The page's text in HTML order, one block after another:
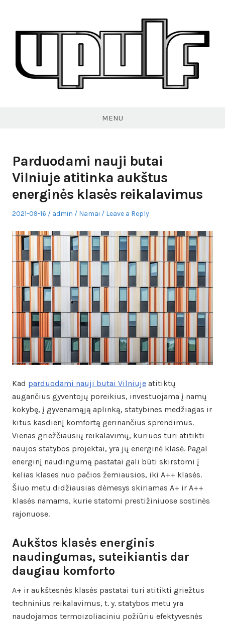
content
MENU
Parduodami nauji butai
Vilniuje atitinka aukštus
energinės klasės reikalavimus
Posted
2021-09-16 Author
admin
Posted
Namai Leave a Reply
Kad parduodami nauji butai Vilniuje atitiktų
augančius gyventojų poreikius, investuojama į namų
kokybę, į gyvenamąją aplinką, statybines medžiagas ir
kitus kasdienį komfortą gerinančius sprendimus.
Vienas griežčiausių reikalavimų, kuriuos turi atitikti
naujos statybos projektai, yra jų energinė klasė. Pagal
energinį naudingumą pastatai gali būti skirstomi į
kelias klases nuo pačios žemiausios, iki A++ klasės.
Šiuo metu didžiausias dėmesys skiriamas A+ ir A++
klasės namams, kurie statomi prestižiniuose sostinės
rajonuose.
Aukštos klasės energinis
naudingumas, suteikiantis dar
daugiau komforto
A+ ir aukštesnės klasės pastatai turi atitikti griežtus
techninius reikalavimus, t. y. statybos metu yra
naudojamos termoizoliaciniu požiūriu efektyvesnės